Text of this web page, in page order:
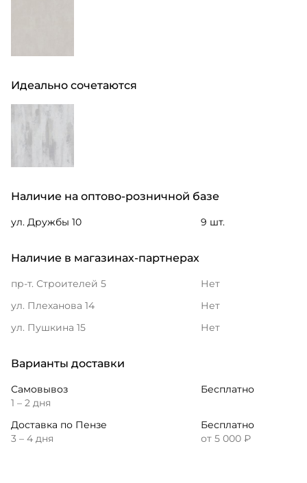
Идеально сочетаются
Наличие на оптово-розничной базе
ул. Дружбы 10 9 шт.
Наличие в магазинах-партнерах
пр-т. Строителей 5
Нет
ул. Плеханова 14
Нет
ул. Пушкина 15
Нет
Варианты доставки
Самовывоз
1 – 2 дня
Бесплатно
Доставка по Пензе
3 – 4 дня
Бесплатно
от 5 000 ₽